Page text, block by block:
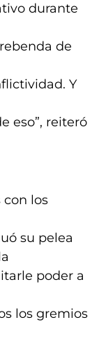
durante
de
Y
eso”, reiteró
con los
su pelea
poder a
los gremios